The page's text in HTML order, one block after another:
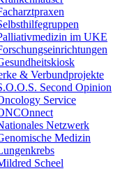
im UKE
& Verbundprojekte
Second Opinion
Service
Netzwerk
Medizin
Scheel